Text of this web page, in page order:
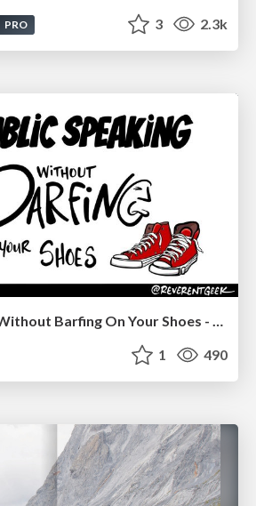
PRO 3 2.3k
Public Speaking Without Barfing On Your Shoes - THAT 2023
1 490